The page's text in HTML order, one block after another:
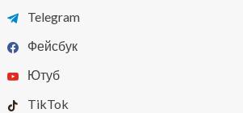
Telegram
Фейсбук
Ютуб
TikTok